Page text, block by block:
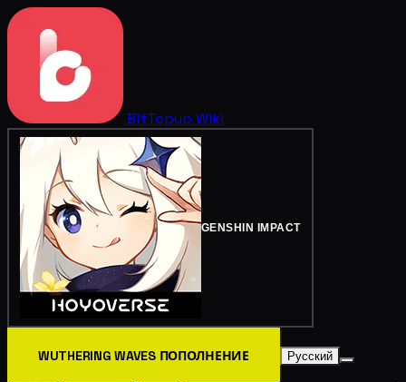
BitTopup Wiki
GENSHIN IMPACT
WUTHERING WAVES ПОПОЛНЕНИЕ Русский